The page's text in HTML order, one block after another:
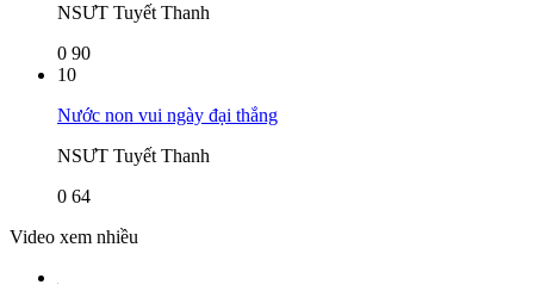
NSƯT Tuyết Thanh
0 90
10
Nước non vui ngày đại thắng
NSƯT Tuyết Thanh
0 64
Video xem nhiều